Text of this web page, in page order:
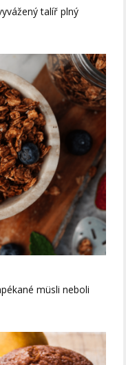
talíř plný
müsli neboli